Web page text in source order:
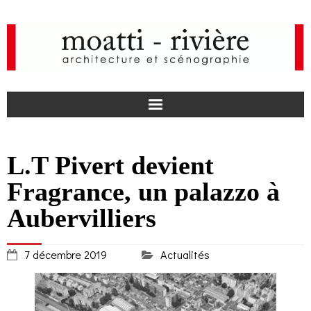
c
b
o
n
t
a
actualités
projets
médias
L.T Pivert devient
Fragrance, un palazzo à
Aubervilliers
7 décembre 2019 Actualités